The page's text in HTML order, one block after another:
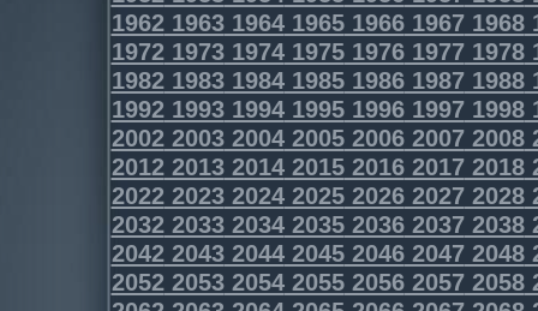
1962196319641965196619671968
1972197319741975197619771978
1982198319841985198619871988
1992199319941995199619971998
2002200320042005200620072008
2012201320142015201620172018
2022202320242025202620272028
2032203320342035203620372038
2042204320442045204620472048
2052205320542055205620572058